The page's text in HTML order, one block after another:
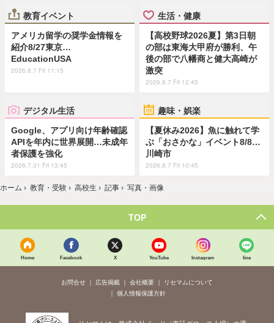
教育イベント
アメリカ留学の奨学金情報を
紹介8/27東京…
EducationUSA
2026.8.7 Fri 11:15
生活・健康
【高校野球2026夏】第3日朝
の部は東海大甲府が勝利、午
後の部で八幡商と健大高崎が
激突
2026.8.7 Fri 12:45
デジタル生活
Google、アプリ向け年齢確認
APIを年内に世界展開…未成年
者保護を強化
2026.7.31 Fri 13:45
趣味・娯楽
【夏休み2026】魚に触れて学
ぶ「おさかな」イベント8/8…
川崎市
2026.8.7 Fri 10:45
ホーム › 教育・受験 › 高校生 › 記事 › 写真・画像
TOP
Home Facebook X YouTube Instagram line
お問合せ 広告掲載 会社概要
リセマムについて
個人情報保護方針